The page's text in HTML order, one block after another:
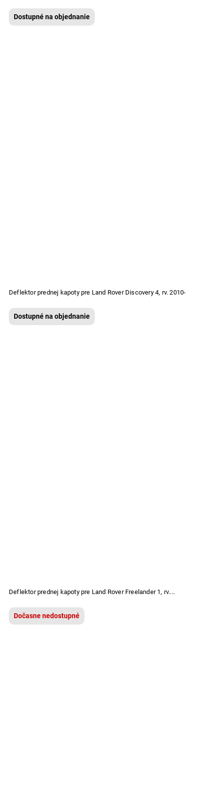
Dostupné na objednanie
Deflektor prednej kapoty pre Land Rover Discovery 4, rv. 2010-
Dostupné na objednanie
Deflektor prednej kapoty pre Land Rover Freelander 1, rv....
Dočasne nedostupné